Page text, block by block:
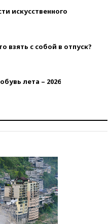
искусственного
взять с собой в отпуск?
лета – 2026